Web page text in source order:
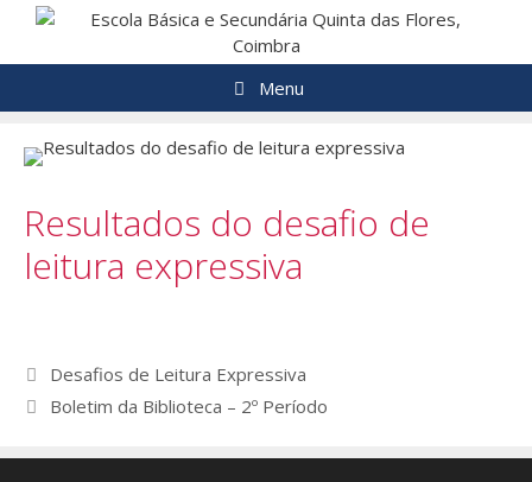
Saltar
o
Menu
Resultados do desafio de
leitura expressiva
Navegação
de
Desafios de Leitura Expressiva
Boletim da Biblioteca – 2º Período